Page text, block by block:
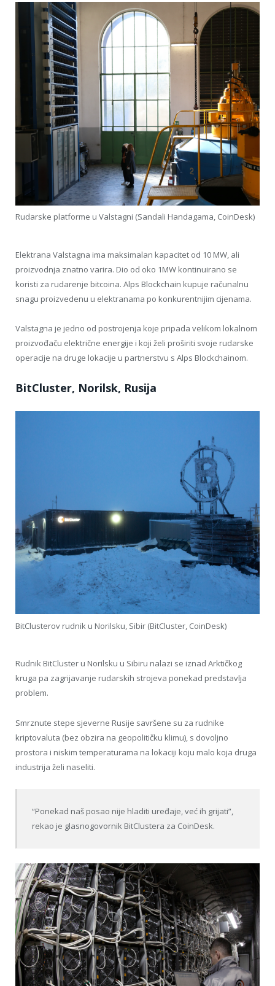
Rudarske platforme u Valstagni (Sandali Handagama, CoinDesk)
Elektrana Valstagna ima maksimalan kapacitet od 10 MW, ali
proizvodnja znatno varira. Dio od oko 1MW kontinuirano se
koristi za rudarenje bitcoina. Alps Blockchain kupuje računalnu
snagu proizvedenu u elektranama po konkurentnijim cijenama.
Valstagna je jedno od postrojenja koje pripada velikom lokalnom
proizvođaču električne energije i koji želi proširiti svoje rudarske
operacije na druge lokacije u partnerstvu s Alps Blockchainom.
BitCluster, Norilsk, Rusija
BitClusterov rudnik u Norilsku, Sibir (BitCluster, CoinDesk)
Rudnik BitCluster u Norilsku u Sibiru nalazi se iznad Arktičkog
kruga pa zagrijavanje rudarskih strojeva ponekad predstavlja
problem.
Smrznute stepe sjeverne Rusije savršene su za rudnike
kriptovaluta (bez obzira na geopolitičku klimu), s dovoljno
prostora i niskim temperaturama na lokaciji koju malo koja druga
industrija želi naseliti.
“Ponekad naš posao nije hladiti uređaje, već ih grijati”,
rekao je glasnogovornik BitClustera za CoinDesk.